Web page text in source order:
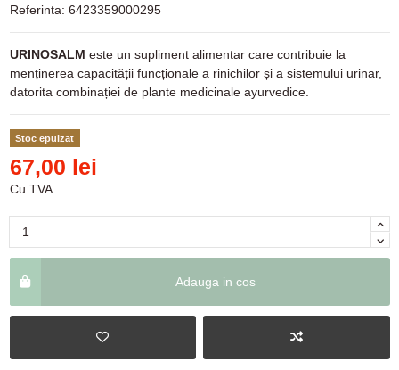
Referinta: 6423359000295
URINOSALM este un supliment alimentar care contribuie la
menținerea capacității funcționale a rinichilor și a sistemului urinar,
datorita combinației de plante medicinale ayurvedice.
Stoc epuizat
67,00 lei
Cu TVA
Adauga in cos